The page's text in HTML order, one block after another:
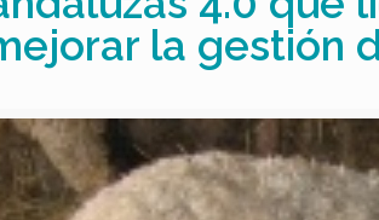
la gestión